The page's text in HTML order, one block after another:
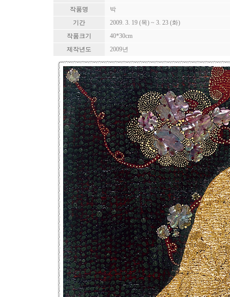
작품명
박
기간
2009. 3. 19 (목) ~ 3. 23 (화)
작품크기
40*30cm
제작년도
2009년